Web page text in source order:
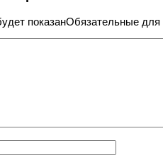
показанОбязательные